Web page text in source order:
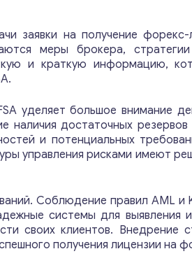
заявки на получение
меры брокера,
и краткую информацию,
уделяет большое внимание
достаточных
и потенциальных
управления рисками имеют
Соблюдение правил AML и
системы для выявления
своих клиентов. Внедрение
получения лицензии на